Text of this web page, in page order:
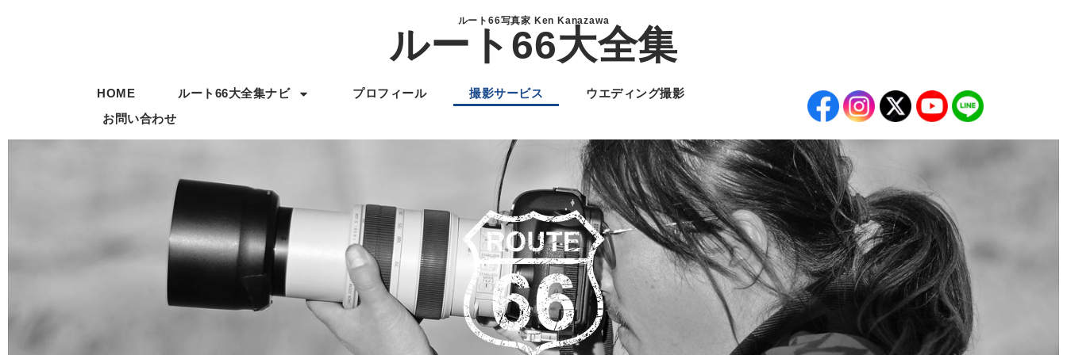
ルート66写真家 Ken Kanazawa
ルート66大全集
HOME ルート66大全集ナビ プロフィール 撮影サービス
ウエディング撮影
お問い合わせ